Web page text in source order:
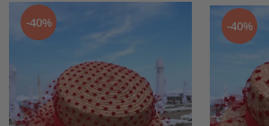
-40% -40%